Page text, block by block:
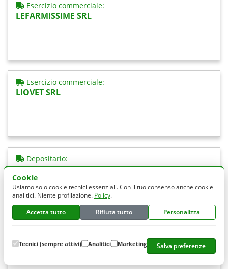
Esercizio commerciale:
LEFARMISSIME SRL
Esercizio commerciale:
LIOVET SRL
Depositario:
MECAFARM SNC
MESSINAMBIENTE SPA
Cookie
Usiamo solo cookie tecnici essenziali. Con il tuo consenso anche cookie
analitici. Niente profilazione. Policy.
Accetta tutto
Rifiuta tutto Personalizza
Tecnici (sempre attivi) Analitici Marketing Salva preferenze